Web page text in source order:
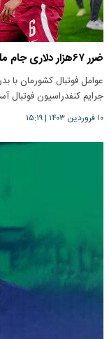
ضرر ۶۷هزار دلاری جام ملت‌ها به ایران با صدرنشینی طارمی
عوامل فوتبال کشورمان با
جرایم کنفدراسیون فوتبال
۱۰ فروردین ۱۴۰۳ |۱۵:۱۹